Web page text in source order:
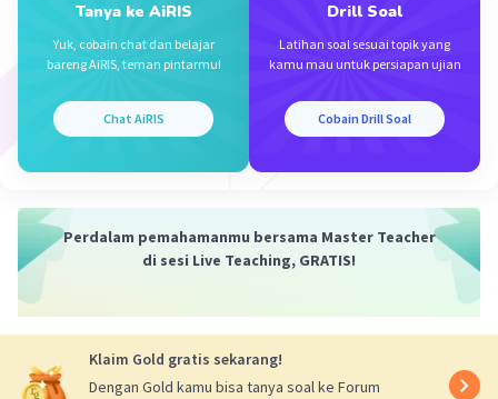
Tanya ke AiRIS
Yuk, cobain chat dan belajar
bareng AiRIS, teman pintarmu!
Chat AiRIS
Drill Soal
Latihan soal sesuai topik yang
kamu mau untuk persiapan ujian
Cobain Drill Soal
Perdalam pemahamanmu bersama Master Teacher
di sesi Live Teaching, GRATIS!
Klaim Gold gratis sekarang!
Dengan Gold kamu bisa tanya soal ke Forum